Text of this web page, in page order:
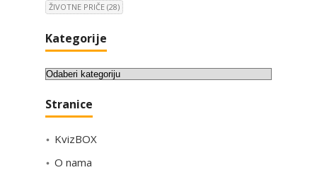
ŽIVOTNE PRIČE (28)
Kategorije
K
t
g
Stranice
KvizBOX
O nama